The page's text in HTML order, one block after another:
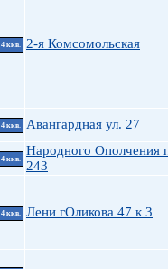
4 ккв. 2-я Комсомольская
4 ккв. Авангардная ул. 27
4 ккв.
Народного Ополчения
243
4 ккв. Лени гОликова 47 к 3